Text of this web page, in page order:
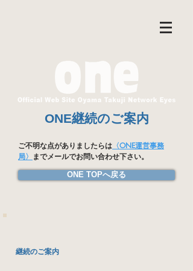
ONE継続のご案内
ご不明な点がありましたらは 〈ONE運営事務
局〉 までメールでお問い合わせ下さい。
ONE TOPへ戻る
継続のご案内